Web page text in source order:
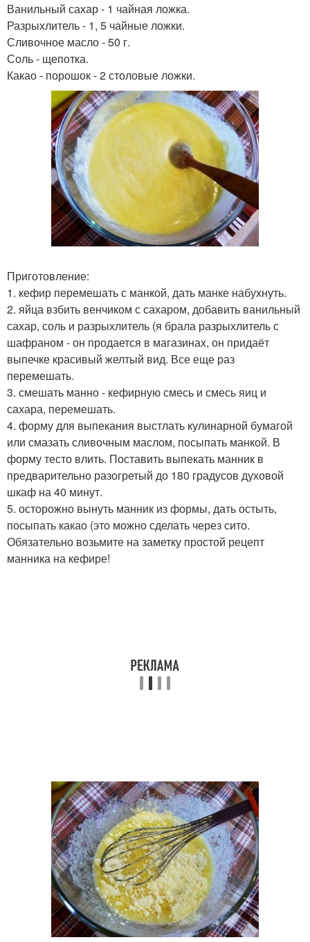
Ванильный сахар - 1 чайная ложка.
Разрыхлитель - 1, 5 чайные ложки.
Сливочное масло - 50 г.
Соль - щепотка.
Какао - порошок - 2 столовые ложки.
Приготовление:
1. кефир перемешать с манкой, дать манке набухнуть.
2. яйца взбить венчиком с сахаром, добавить ванильный
сахар, соль и разрыхлитель (я брала разрыхлитель с
шафраном - он продается в магазинах, он придаёт
выпечке красивый желтый вид. Все еще раз
перемешать.
3. смешать манно - кефирную смесь и смесь яиц и
сахара, перемешать.
4. форму для выпекания выстлать кулинарной бумагой
или смазать сливочным маслом, посыпать манкой. В
форму тесто влить. Поставить выпекать манник в
предварительно разогретый до 180 градусов духовой
шкаф на 40 минут.
5. осторожно вынуть манник из формы, дать остыть,
посыпать какао (это можно сделать через сито.
Обязательно возьмите на заметку простой рецепт
манника на кефире!